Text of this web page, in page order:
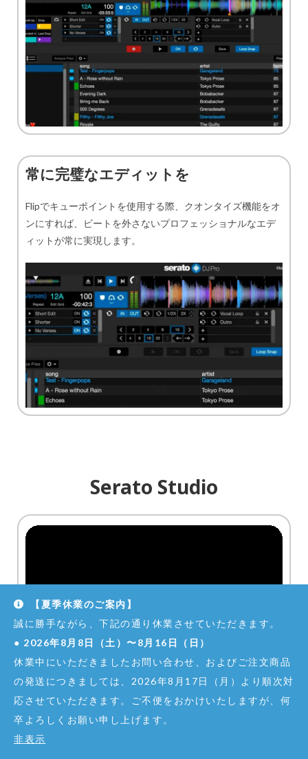
常に完璧なエディットを
Flipでキューポイントを使用する際、クオンタイズ機能をオ
ンにすれば、ビートを外さないプロフェッショナルなエデ
ィットが常に実現します。
Serato Studio
ビートメイクとDJエディットを最速で
行える、直感的でモダンなDAW
Serato Studio
【夏季休業のご案内】
誠に勝手ながら、下記の通り休業させていただきます。
● 2026年8月8日（土）〜8月16日（日）
休業中にいただきましたお問い合わせ、およびご注文商品
の発送につきましては、2026年8月17日（月）より順次対
応させていただきます。ご不便をおかけいたしますが、何
卒よろしくお願い申し上げます。
非表示